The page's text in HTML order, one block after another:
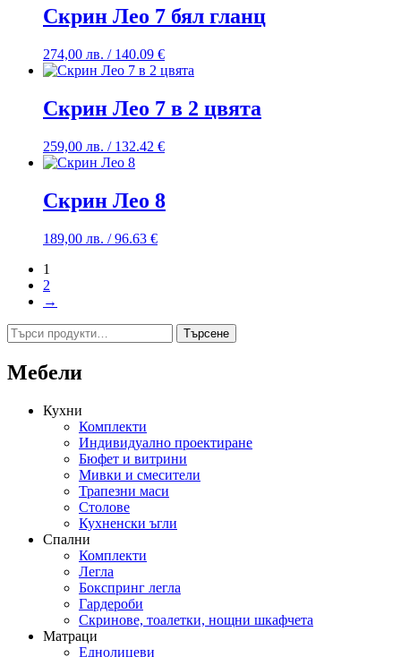
Скрин Лео 7 бял гланц
274,00 лв. / 140.09 €
Скрин Лео 7 в 2 цвята
259,00 лв. / 132.42 €
Скрин Лео 8
189,00 лв. / 96.63 €
1
2
→
Търсене
за:
Търсене
Мебели
Кухни
Комплекти
Индивидуално проектиране
Бюфет и витрини
Мивки и смесители
Трапезни маси
Столове
Кухненски ъгли
Спални
Комплекти
Легла
Бокспринг легла
Гардероби
Скринове, тоалетки, нощни шкафчета
Матраци
Еднолицеви